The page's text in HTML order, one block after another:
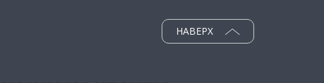
НАВЕРХ